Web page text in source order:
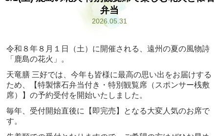
弁当
2026.05.31
令和８年８月１日（土）に開催される、遠州の夏の風物詩
「鹿島の花火」。
天竜膳 三好では、今年も皆様に最高の思い出をお届けする
ため、【特製懐石弁当付き・特別観覧席（スポンサー桟敷
席）】の予約受付を開始いたしました。
毎年、受付開始直後に【即完売】となる大変人気のお席で
す。